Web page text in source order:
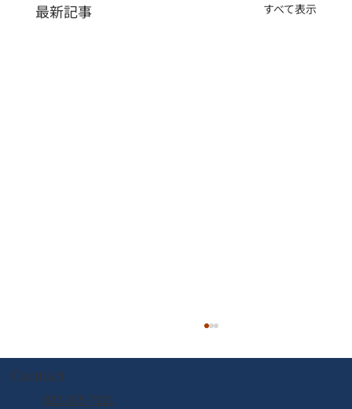
最新記事 すべて表示
Contact
022-395-7211